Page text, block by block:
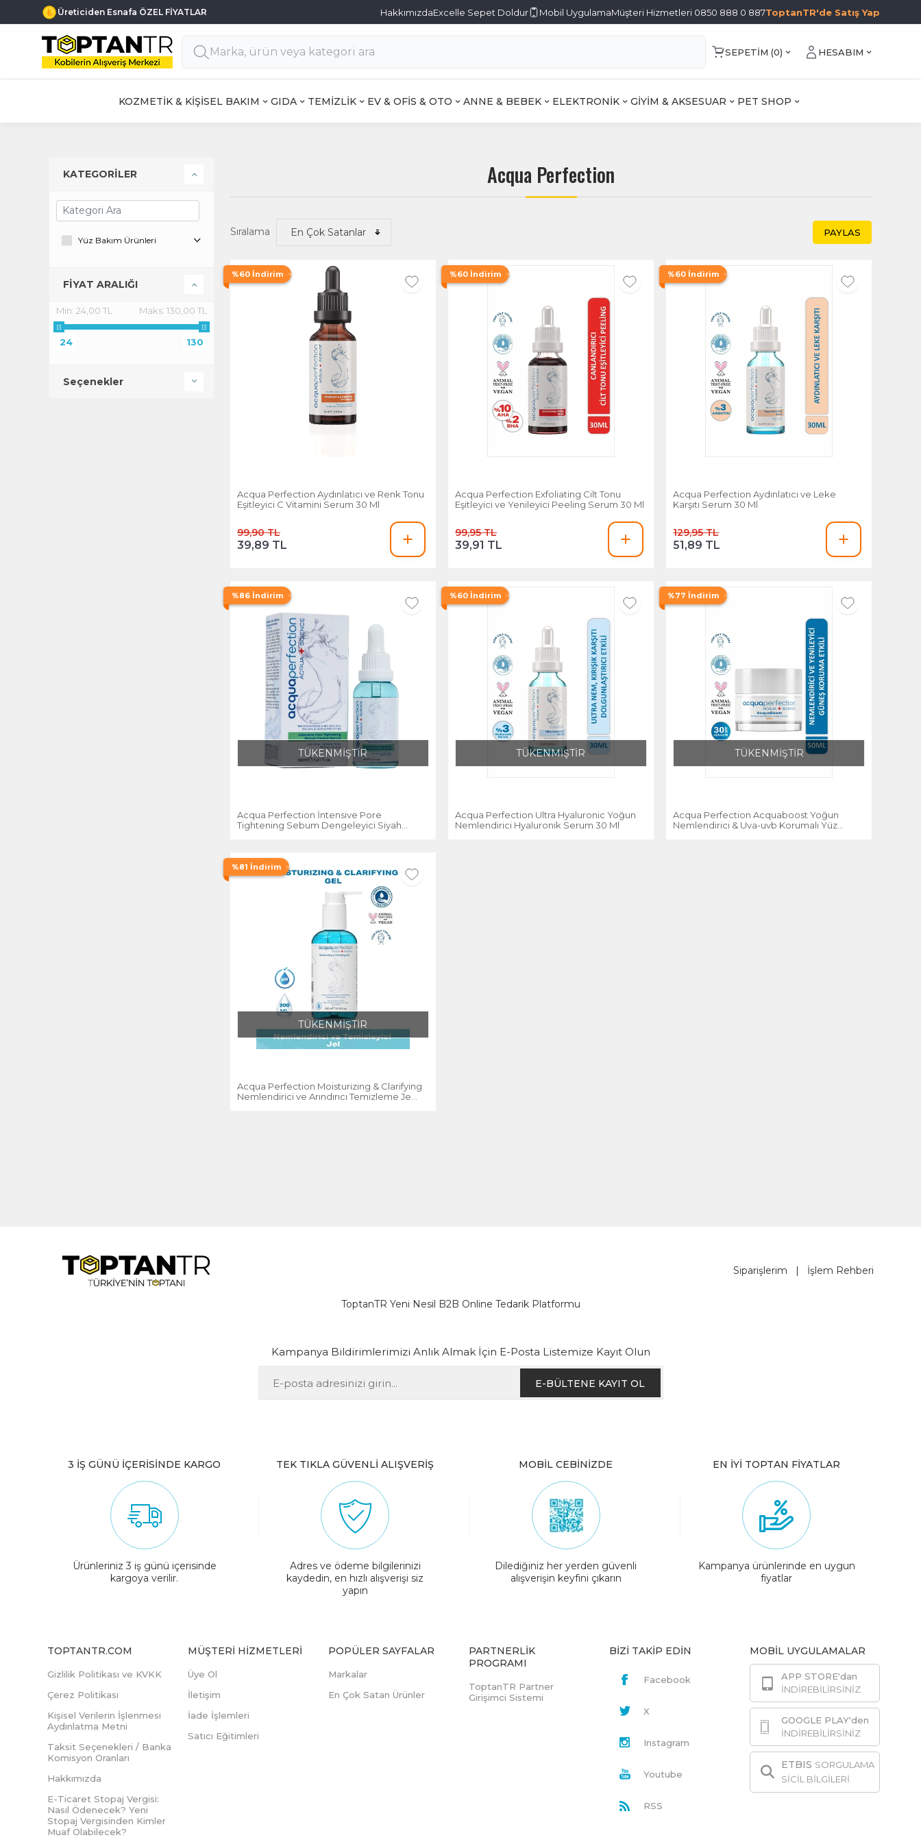
Üreticiden Esnafa ÖZEL FİYATLAR HakkımızdaExcelle Sepet Doldur Mobil UygulamaMüşteri Hizmetleri 0850 888 0 887ToptanTR'de Satış Yap
SEPETIM (0) HESABIM
KOZMETİK & KİŞİSEL BAKIM GIDA TEMİZLİK EV & OFİS & OTO ANNE & BEBEK ELEKTRONİK GİYİM & AKSESUAR PET SHOP
Acqua Perfection
Sıralama PAYLAS
%60 İndirim
Acqua Perfection Aydınlatıcı ve Renk Tonu
Eşitleyici C Vitamini Serum 30 Ml
99,90 TL
39,89 TL
%60 İndirim
Acqua Perfection Exfoliating Cilt Tonu
Eşitleyici ve Yenileyici Peeling Serum 30 Ml
99,95 TL
39,91 TL
%60 İndirim
Acqua Perfection Aydınlatıcı ve Leke
Karşıtı Serum 30 Ml
129,95 TL
51,89 TL
%86 İndirim
TÜKENMİŞTİR
Acqua Perfection İntensive Pore
Tightening Sebum Dengeleyici Siyah
%60 İndirim
TÜKENMİŞTİR
Acqua Perfection Ultra Hyaluronic Yoğun
Nemlendirici Hyaluronik Serum 30 Ml
%77 İndirim
TÜKENMİŞTİR
Acqua Perfection Acquaboost Yoğun
Nemlendirici & Uva-uvb Korumalı Yüz
%81 İndirim
TÜKENMİŞTİR
Acqua Perfection Moisturizing & Clarifying
Nemlendirici ve Arındırıcı Temizleme Jeli
KATEGORİLER
Yüz Bakım Ürünleri
FİYAT ARALIĞI
Min: 24,00 TL Maks: 130,00 TL
24 130
Seçenekler
Siparişlerim | İşlem Rehberi
ToptanTR Yeni Nesil B2B Online Tedarik Platformu
Kampanya Bildirimlerimizi Anlık Almak İçin E-Posta Listemize Kayıt Olun
E-BÜLTENE KAYIT OL
3 İŞ GÜNÜ İÇERİSİNDE KARGO
Ürünleriniz 3 iş günü içerisinde
kargoya verilir.
TEK TIKLA GÜVENLİ ALIŞVERİŞ
Adres ve ödeme bilgilerinizi
kaydedin, en hızlı alışverişi siz
yapın
MOBİL CEBİNİZDE
Dilediğiniz her yerden güvenli
alışverişin keyfini çıkarın
EN İYİ TOPTAN FİYATLAR
Kampanya ürünlerinde en uygun
fiyatlar
TOPTANTR.COM
Gizlilik Politikası ve KVKK
Çerez Politikası
Kişisel Verilerin İşlenmesi
Aydınlatma Metni
Taksit Seçenekleri / Banka
Komisyon Oranları
Hakkımızda
E-Ticaret Stopaj Vergisi:
Nasıl Ödenecek? Yeni
Stopaj Vergisinden Kimler
Muaf Olabilecek?
MÜŞTERI HIZMETLERI
Üye Ol
İletişim
İade İşlemleri
Satıcı Eğitimleri
POPÜLER SAYFALAR
Markalar
En Çok Satan Ürünler
PARTNERLIK
PROGRAMI
ToptanTR Partner
Girişimci Sistemi
BİZİ TAKİP EDİN
Facebook
X
Instagram
Youtube
RSS
MOBİL UYGULAMALAR
APP STORE'dan
İNDİREBİLİRSİNİZ
GOOGLE PLAY'den
İNDİREBİLİRSİNİZ
ETBIS SORGULAMA
SİCİL BİLGİLERİ